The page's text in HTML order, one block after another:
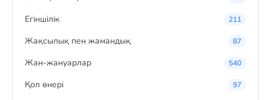
Егіншілік 211
Жақсылық пен жамандық 87
Жан-жануарлар 540
Қол өнері 97